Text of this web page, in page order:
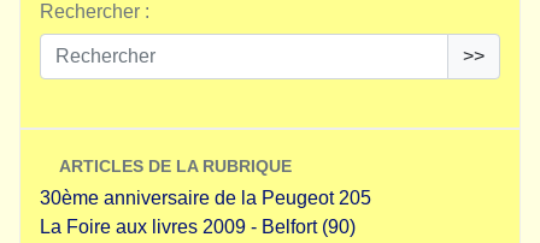
Rechercher :
>>
ARTICLES DE LA RUBRIQUE
30ème anniversaire de la Peugeot 205
La Foire aux livres 2009 - Belfort (90)